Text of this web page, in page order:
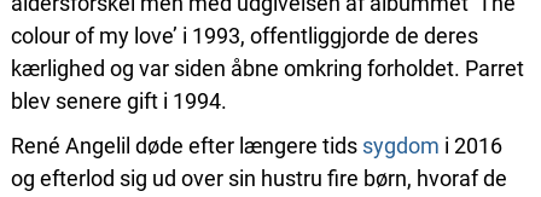
colour of my love’ i 1993, offentliggjorde de deres
kærlighed og var siden åbne omkring forholdet. Parret
blev senere gift i 1994.
René Angelil døde efter længere tids sygdom i 2016
og efterlod sig ud over sin hustru fire børn, hvoraf de